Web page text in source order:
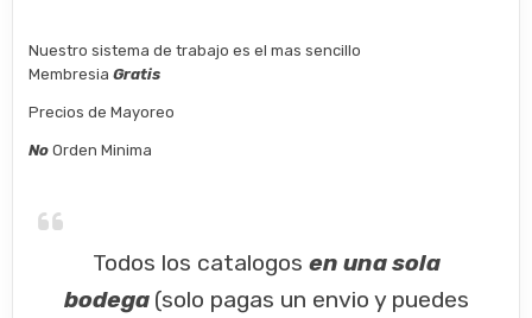
Nuestro sistema de trabajo es el mas sencillo
MembresiaGratis
Precios de Mayoreo
No Orden Minima
Todos los catalogos en una sola
bodega (solo pagas un envio y puedes